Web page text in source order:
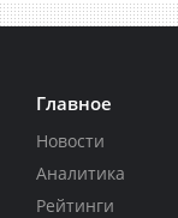
Главное
Новости
Аналитика
Рейтинги